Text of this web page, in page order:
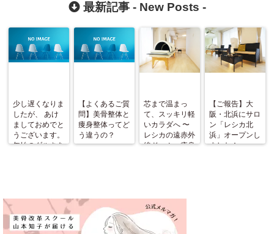
最新記事 - New Posts -
少し遅くなりま
したが、 あけ
ましておめでと
うございます。
年始のダルさを
【よくあるご質
問】美骨整体と
痩身整体ってど
う違うの？
芯まで温まっ
て、スッキリ軽
いカラダへ 〜
レシカの遠赤外
線ドーム＋痩身
【ご報告】大
阪・北浜にサロ
ン「レシカ北
浜」オープンし
ました！